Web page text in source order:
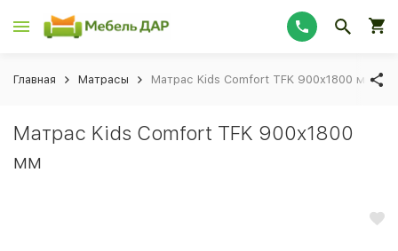
Главная Матрасы Матрас Kids Comfort TFK 900x1800 мм
Матрас Kids Comfort TFK 900x1800
мм